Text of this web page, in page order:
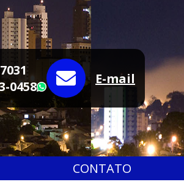
0458
WhatsApp
E-mail
CONTATO